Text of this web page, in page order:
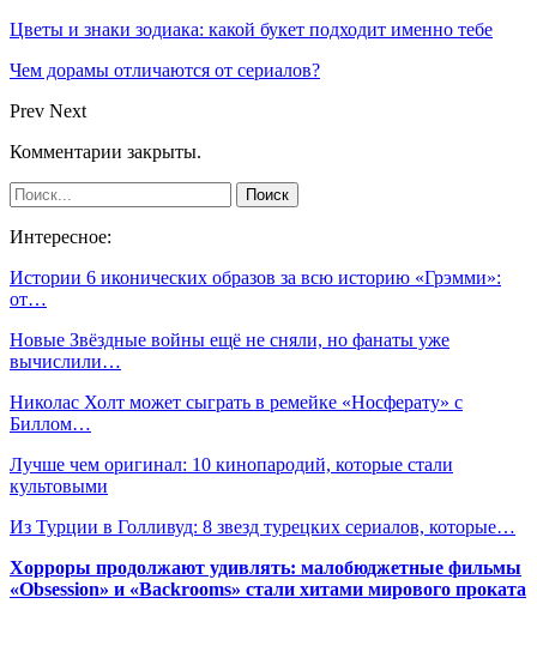
Цветы и знаки зодиака: какой букет подходит именно тебе
Чем дорамы отличаются от сериалов?
Prev Next
Комментарии закрыты.
Интересное:
Истории 6 иконических образов за всю историю «Грэмми»:
от…
Новые Звёздные войны ещё не сняли, но фанаты уже
вычислили…
Николас Холт может сыграть в ремейке «Носферату» с
Биллом…
Лучше чем оригинал: 10 кинопародий, которые стали
культовыми
Из Турции в Голливуд: 8 звезд турецких сериалов, которые…
Хорроры продолжают удивлять: малобюджетные фильмы
«Obsession» и «Backrooms» стали хитами мирового проката